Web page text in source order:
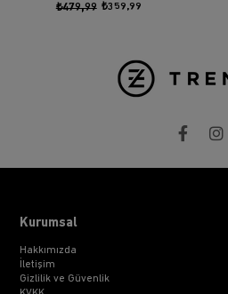
₺359,99
₺479,99
Kurumsal
Hakkımızda
İletişim
Gizlilik ve Güvenlik